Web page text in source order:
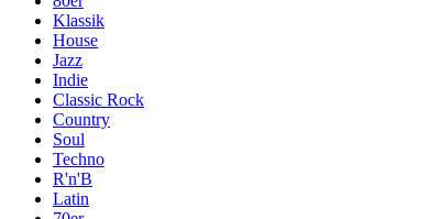
Klassik
House
Jazz
Indie
Classic Rock
Country
Soul
Techno
R'n'B
Latin